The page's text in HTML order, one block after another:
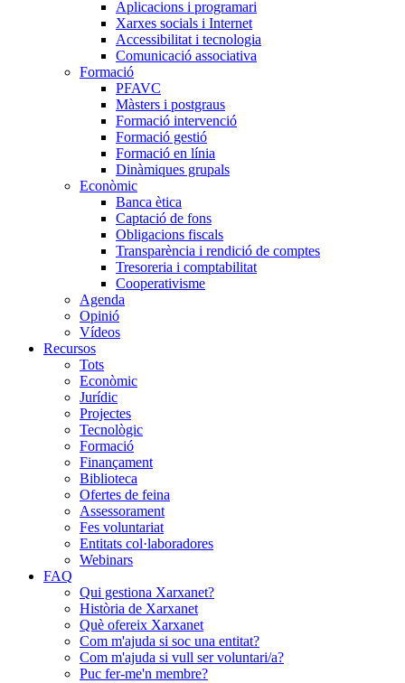
Aplicacions i programari
Xarxes socials i Internet
Accessibilitat i tecnologia
Comunicació associativa
Formació
PFAVC
Màsters i postgraus
Formació intervenció
Formació gestió
Formació en línia
Dinàmiques grupals
Econòmic
Banca ètica
Captació de fons
Obligacions fiscals
Transparència i rendició de comptes
Tresoreria i comptabilitat
Cooperativisme
Agenda
Opinió
Vídeos
Recursos
Tots
Econòmic
Jurídic
Projectes
Tecnològic
Formació
Finançament
Biblioteca
Ofertes de feina
Assessorament
Fes voluntariat
Entitats col·laboradores
Webinars
FAQ
Qui gestiona Xarxanet?
Història de Xarxanet
Què ofereix Xarxanet
Com m'ajuda si soc una entitat?
Com m'ajuda si vull ser voluntari/a?
Puc fer-me'n membre?